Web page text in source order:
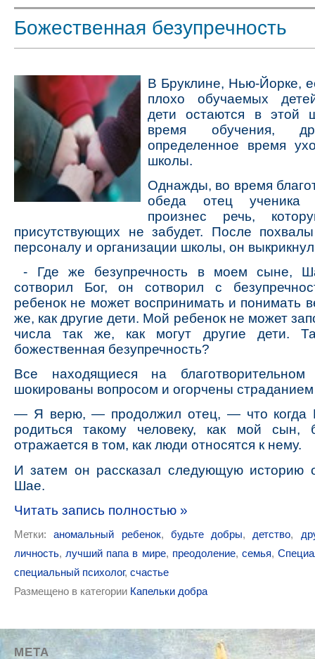
Божественная безупречность
В Бруклине, Нью-Йорке,
плохо обучаемых
дети остаются в этой
время обучения,
определенное время
школы.
Однажды, во время
обеда отец ученика
произнес речь,
присутствующих не забудет. После
персоналу и организации школы, он
- Где же безупречность в моем сыне,
сотворил Бог, он сотворил с
ребенок не может воспринимать и понимать
же, как другие дети. Мой ребенок не может
числа так же, как могут другие дети.
божественная безупречность?
Все находящиеся на
шокированы вопросом и огорчены
— Я верю, — продолжил отец, — что когда
родиться такому человеку, как мой сын,
отражается в том, как люди относятся к нему.
И затем он рассказал следующую
Шае.
Читать запись полностью »
Метки:аномальный ребенок, будьте добры, детство,
личность, лучший папа в мире, преодоление, семья,
специальный психолог, счастье
Размещено в категории Капельки добра
МЕТА